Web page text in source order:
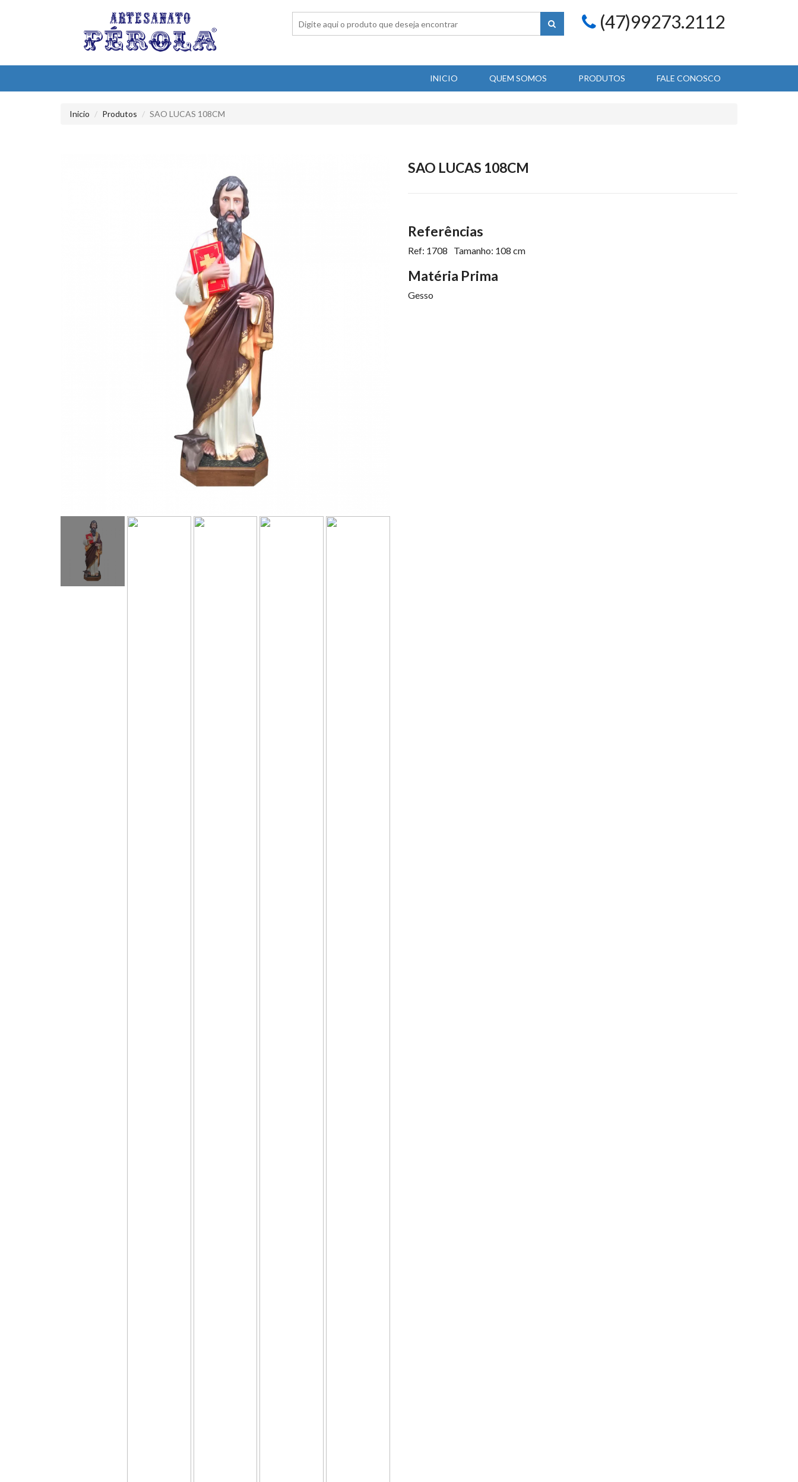
(47)99273.2112
INICIO QUEM SOMOS PRODUTOS FALE CONOSCO
Inicio Produtos SAO LUCAS 108CM
SAO LUCAS 108CM
Referências
Ref: 1708 Tamanho: 108 cm
Matéria Prima
Gesso